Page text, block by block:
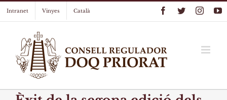
Intranet Vinyes Català Facebook
Twitter